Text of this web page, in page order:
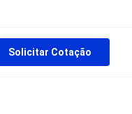
Solicitar Cotação